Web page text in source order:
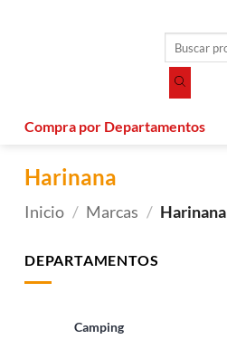
productos
Compra por Departamentos
Harinana
Inicio / Marcas / Harinana
DEPARTAMENTOS
Camping